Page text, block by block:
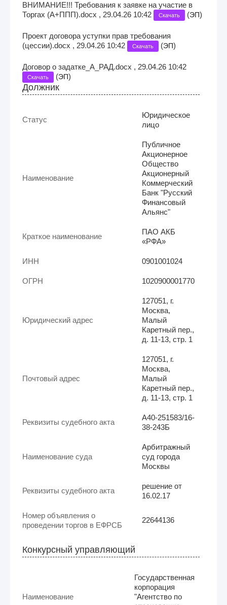
ВНИМАНИЕ!!! Требования к заявке на участие в
Торгах (А+ППП).docx , 29.04.26 10:42
Скачать (ЭП)
Проект договора уступки прав требования
(цессии).docx , 29.04.26 10:42
Скачать (ЭП)
Договор о задатке_А_РАД.docx , 29.04.26 10:42
Скачать (ЭП)
Должник
Статус
Юридическое
лицо
Наименование
Публичное
Акционерное
Общество
Акционерный
Коммерческий
Банк "Русский
Финансовый
Альянс"
Краткое наименование
ПАО АКБ
«РФА»
ИНН 0901001024
ОГРН 1020900001770
Юридический адрес
127051, г.
Москва,
Малый
Каретный пер.,
д. 11-13, стр. 1
Почтовый адрес
127051, г.
Москва,
Малый
Каретный пер.,
д. 11-13, стр. 1
Реквизиты судебного акта
А40-251583/16-
38-243Б
Наименование суда
Арбитражный
суд города
Москвы
Реквизиты судебного акта
решение от
16.02.17
Номер объявления о
проведении торгов в ЕФРСБ
22644136
Конкурсный управляющий
Наименование
Государственная
корпорация
"Агентство по